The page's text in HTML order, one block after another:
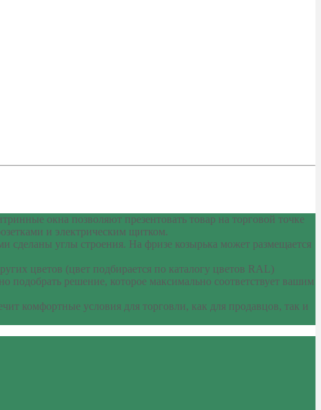
окна позволяют презентовать товар на торговой точке
и электрическим щитком.
углы строения. На фризе козырька может размещается
цветов (цвет подбирается по каталогу цветов RAL)
подобрать решение, которое максимально соответствует вашим
комфортные условия для торговли, как для продавцов, так и